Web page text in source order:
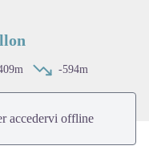
-594m
accedervi offline